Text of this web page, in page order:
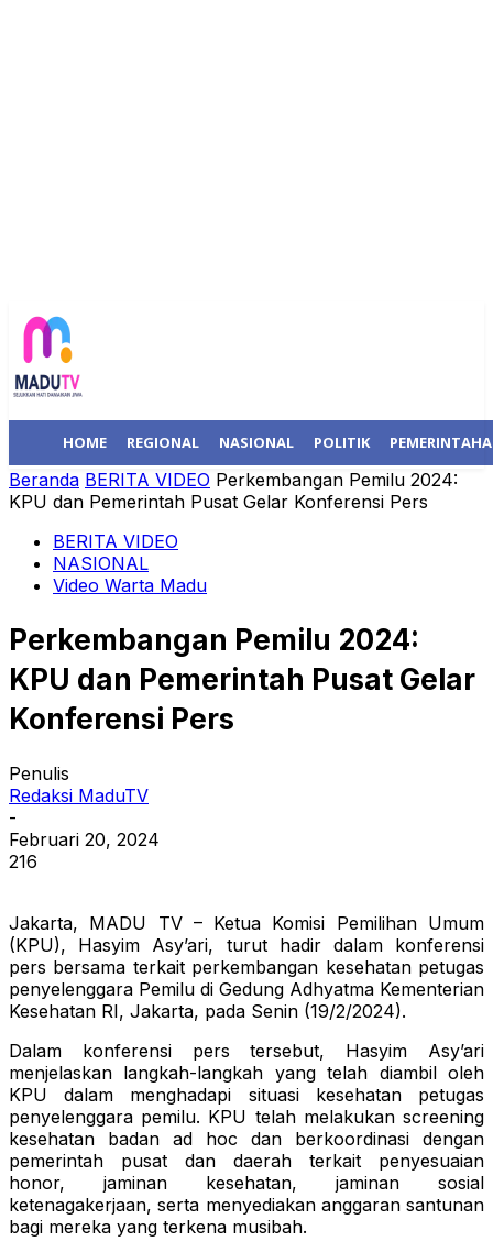
HOME REGIONAL NASIONAL POLITIK
Beranda BERITA VIDEO Perkembangan Pemilu 2024:
KPU dan Pemerintah Pusat Gelar Konferensi Pers
BERITA VIDEO
NASIONAL
Video Warta Madu
Perkembangan Pemilu 2024:
KPU dan Pemerintah Pusat Gelar
Konferensi Pers
Penulis
Redaksi MaduTV
-
Februari 20, 2024
216
Jakarta, MADU TV – Ketua Komisi Pemilihan Umum
(KPU), Hasyim Asy’ari, turut hadir dalam konferensi
pers bersama terkait perkembangan kesehatan petugas
penyelenggara Pemilu di Gedung Adhyatma Kementerian
Kesehatan RI, Jakarta, pada Senin (19/2/2024).
Dalam konferensi pers tersebut, Hasyim Asy’ari
menjelaskan langkah-langkah yang telah diambil oleh
KPU dalam menghadapi situasi kesehatan petugas
penyelenggara pemilu. KPU telah melakukan screening
kesehatan badan ad hoc dan berkoordinasi dengan
pemerintah pusat dan daerah terkait penyesuaian
honor, jaminan kesehatan, jaminan sosial
ketenagakerjaan, serta menyediakan anggaran santunan
bagi mereka yang terkena musibah.